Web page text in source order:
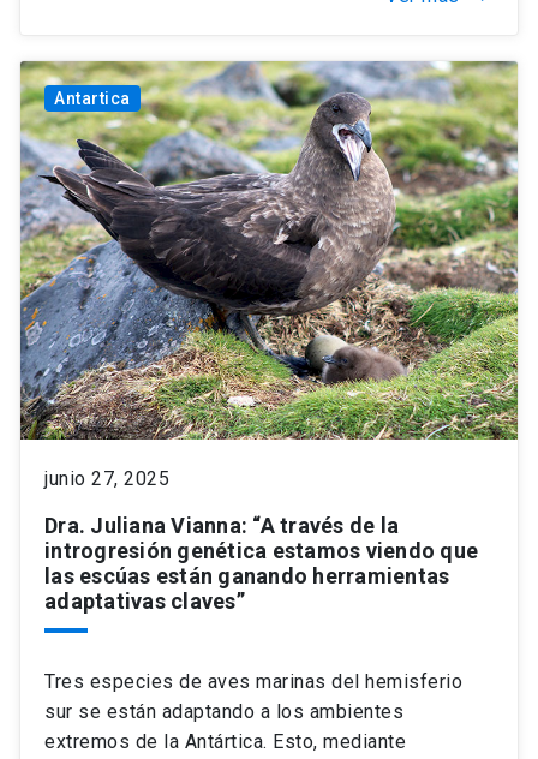
Antartica
junio 27, 2025
Dra. Juliana Vianna: “A través de la
introgresión genética estamos viendo que
las escúas están ganando herramientas
adaptativas claves”
Tres especies de aves marinas del hemisferio
sur se están adaptando a los ambientes
extremos de la Antártica. Esto, mediante